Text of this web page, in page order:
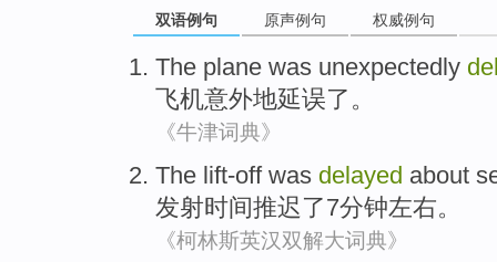
双语例句 原声例句 权威例句
The plane was unexpectedly
飞机意外地延误了 。
《牛津词典》
The lift-offwas delayed about
发射时间推迟了7分钟左右。
《柯林斯英汉双解大词典》